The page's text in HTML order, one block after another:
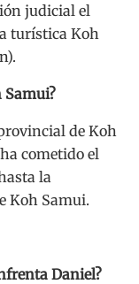
judicial el
turística Koh
Samui?
de Koh
cometido el
la
Koh Samui.
Daniel?